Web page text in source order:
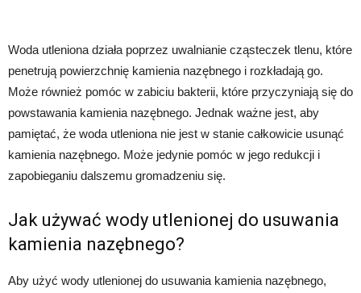
Woda utleniona działa poprzez uwalnianie cząsteczek tlenu, które
penetrują powierzchnię kamienia nazębnego i rozkładają go.
Może również pomóc w zabiciu bakterii, które przyczyniają się do
powstawania kamienia nazębnego. Jednak ważne jest, aby
pamiętać, że woda utleniona nie jest w stanie całkowicie usunąć
kamienia nazębnego. Może jedynie pomóc w jego redukcji i
zapobieganiu dalszemu gromadzeniu się.
Jak używać wody utlenionej do usuwania
kamienia nazębnego?
Aby użyć wody utlenionej do usuwania kamienia nazębnego,